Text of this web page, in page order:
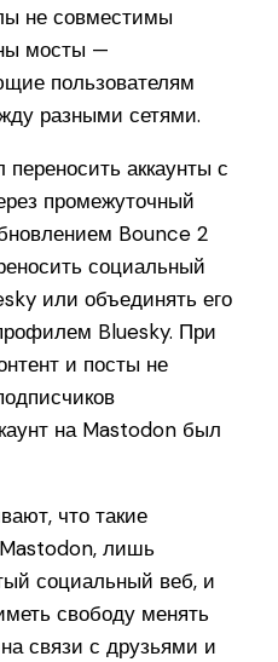
не совместимы
мосты —
пользователям
разными сетями.
аккаунты с
промежуточный
Bounce 2
социальный
или объединять его
Bluesky. При
и посты не
на Mastodon был
что такие
лишь
социальный веб, и
свободу менять
связи с друзьями и